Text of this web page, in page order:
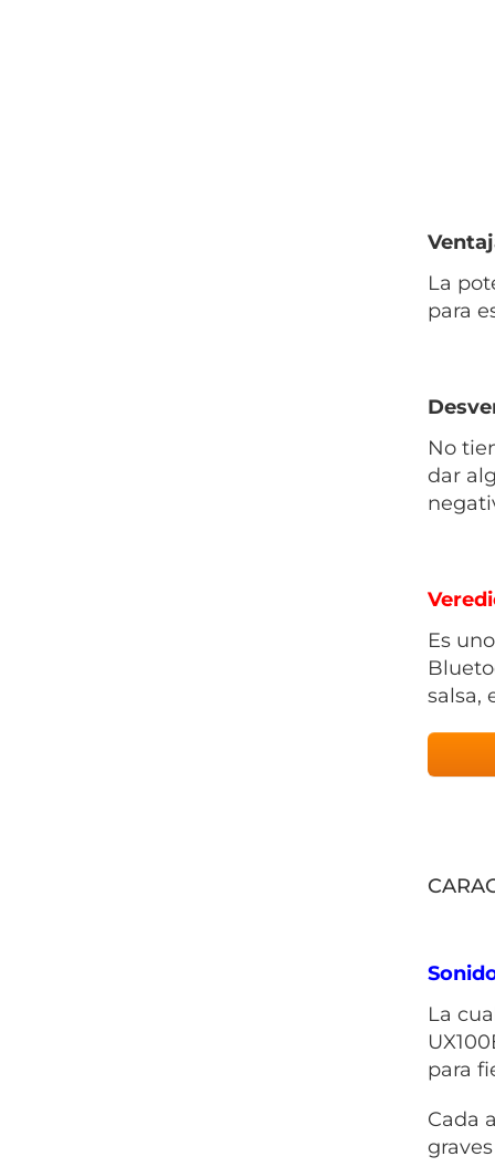
La
para
No
dar
Es
salsa,
La
para
Cada